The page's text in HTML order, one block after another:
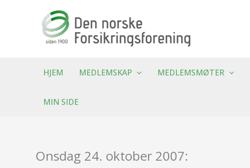
HJEM MEDLEMSKAP MEDLEMSMØTER
MIN SIDE
Onsdag 24. oktober 2007: